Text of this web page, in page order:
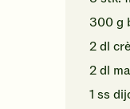
300g
2dl
2dl
1 ss